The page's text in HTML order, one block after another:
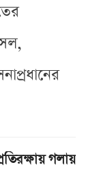
গলায়